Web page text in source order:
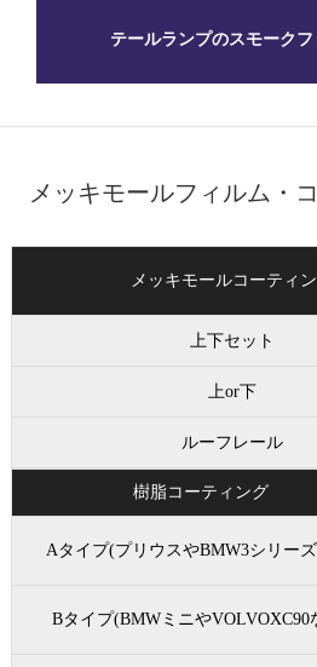
テールランプのスモーク
メッキモールフィルム・
メッキモールコーティ
上下セット
上or下
ルーフレール
樹脂コーティング
Aタイプ(プリウスやBMW3シリー
Bタイプ(BMWミニやVOLVOXC90